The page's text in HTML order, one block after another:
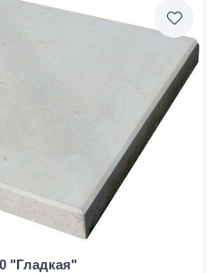
"Гладкая"